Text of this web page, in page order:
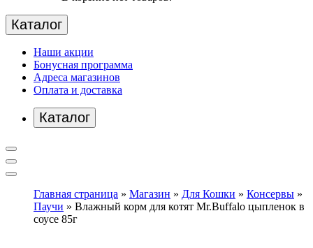
Каталог
Наши акции
Бонусная программа
Адреса магазинов
Оплата и доставка
Каталог
Главная страница » Магазин » Для Кошки » Консервы »
Паучи » Влажный корм для котят Mr.Buffalo цыпленок в
соусе 85г